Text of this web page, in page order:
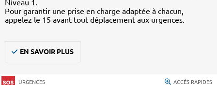
Niveau 1.
Pour garantir une prise en charge adaptée à chacun,
appelez le 15 avant tout déplacement aux urgences.
EN SAVOIR PLUS
URGENCES ACCÈS RAPIDES